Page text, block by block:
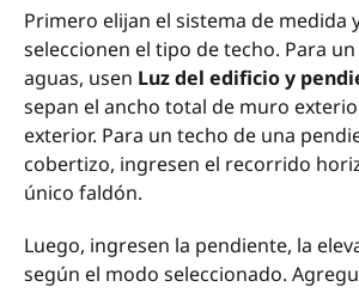
Primero elijan el sistema de medida
seleccionen el tipo de techo. Para
aguas, usen Luz del edificio y
sepan el ancho total de muro
exterior. Para un techo de una
cobertizo, ingresen el recorrido
único faldón.
Luego, ingresen la pendiente, la
según el modo seleccionado.